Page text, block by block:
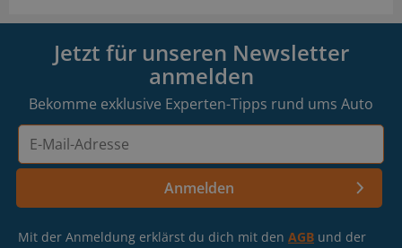
Jetzt für unseren Newsletter
anmelden
Bekomme exklusive Experten-Tipps rund ums Auto
Adresse
Anmelden
Mit der Anmeldung erklärst du dich mit den AGB und der